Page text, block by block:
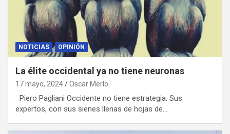
NOTICIAS OPINIÓN
La élite occidental ya no tiene neuronas
17 mayo, 2024 Oscar Merlo
Piero Pagliani Occidente no tiene estrategia. Sus
expertos, con sus sienes llenas de hojas de…